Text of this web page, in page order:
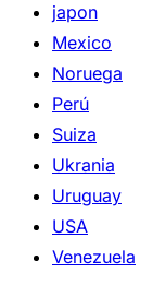
japon
Mexico
Noruega
Perú
Suiza
Ukrania
Uruguay
USA
Venezuela